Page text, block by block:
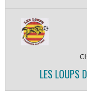
LES LOUPS